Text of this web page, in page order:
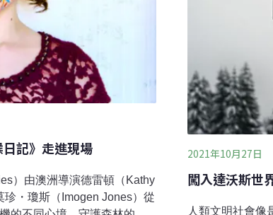
記》走進現場
）由澳洲導演德雷頓（Kathy
・瓊斯（Imogen Jones）從
2021年10月27日
闖入達沃斯世
人類文明社會像